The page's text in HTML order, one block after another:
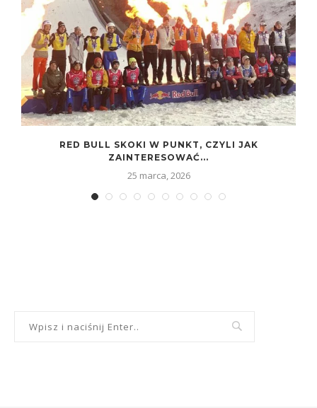
RED BULL SKOKI W PUNKT, CZYLI JAK
ZAINTERESOWAĆ...
25 marca, 2026